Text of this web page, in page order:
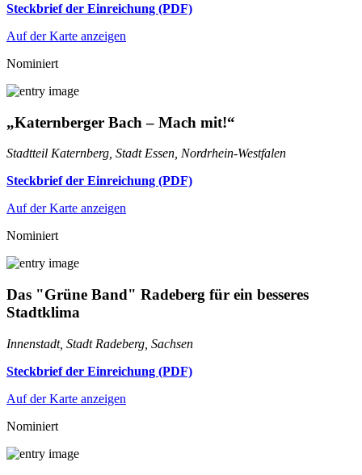
Steckbrief der Einreichung (PDF)
Auf der Karte anzeigen
Nominiert
„Katernberger Bach – Mach mit!“
Stadtteil Katernberg, Stadt Essen, Nordrhein-Westfalen
Steckbrief der Einreichung (PDF)
Auf der Karte anzeigen
Nominiert
Das "Grüne Band" Radeberg für ein besseres
Stadtklima
Innenstadt, Stadt Radeberg, Sachsen
Steckbrief der Einreichung (PDF)
Auf der Karte anzeigen
Nominiert